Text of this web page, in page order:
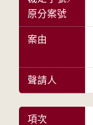
原分案號
案由
聲請人
項次